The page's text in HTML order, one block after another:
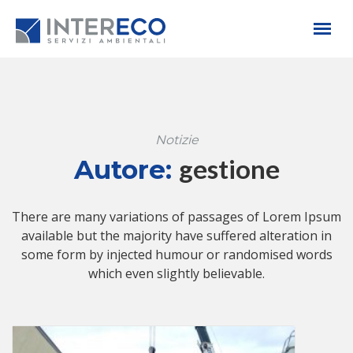
Notizie
Autore: gestione
There are many variations of passages of Lorem Ipsum
available but the majority have suffered alteration in
some form by injected humour or randomised words
which even slightly believable.